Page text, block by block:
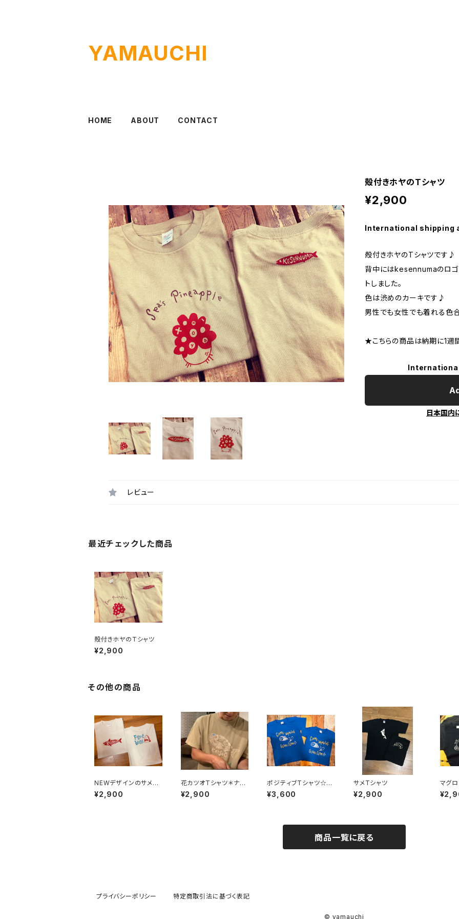
YAMAUCHI
HOME ABOUT CONTACT
殻付きホヤのTシャツ
¥2,900
International shipping
殻付きホヤのTシャツです♪
背中にはkesennumaのロゴ
トしました。
色は渋めのカーキです♪
男性でも女性でも着れる色
★こちらの商品は納期に1週
日本国内
レビュー
最近チェックした商品
殻付きホヤのTシャツ
¥2,900
その他の商品
NEWデザインのサメの
Tシャツ
¥2,900
花カツオTシャツ＊ナチ
ュラルカラー
¥2,900
ポジティブTシャツ☆キ
ッズサイズ【逆転満塁ホ
ームラン】
¥3,600
サメTシャツ
¥2,900
マグ
商品一覧に戻る
プライバシーポリシー 特定商取引法に基づく表記
© yamauchi